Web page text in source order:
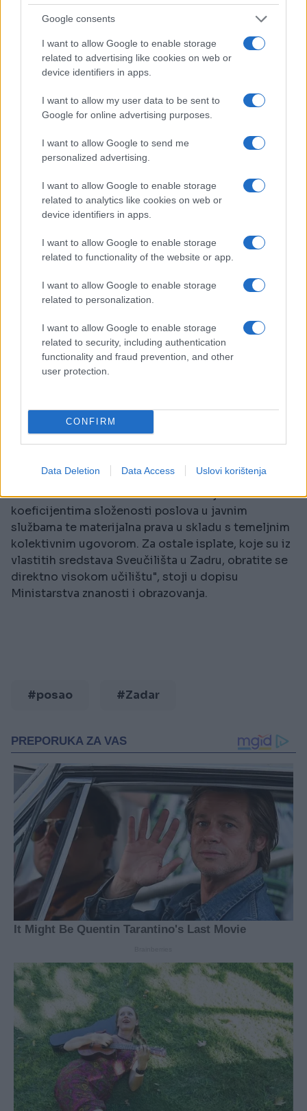
Google consents
I want to allow Google to enable storage
related to advertising like cookies on web or
device identifiers in apps.
I want to allow my user data to be sent to
Google for online advertising purposes.
I want to allow Google to send me
personalized advertising.
I want to allow Google to enable storage
related to analytics like cookies on web or
device identifiers in apps.
I want to allow Google to enable storage
related to functionality of the website or app.
I want to allow Google to enable storage
related to personalization.
I want to allow Google to enable storage
related to security, including authentication
functionality and fraud prevention, and other
user protection.
CONFIRM
Data Deletion Data Access Uslovi korištenja
rad koji se obavlja sukladno zakonskoj regulativi?
Ako se predmetne naknade sada ukidaju, jesu li one
do sada isplaćivane zakonito i moraju li oni koji su
ih dobili nezakonito vratiti? Je li moguće
sveučilišnoj zajednici učiniti dostupnim podatke o
naknadama i nagradama koje svi naši članovi
primaju iznad plaće i po kojim osnovama? Što ako
postoji još slučajeva ovakve prakse, odnosno kako
će se utvrditi eventualno kršenje zakona ako
informacije o isplatama nisu dostupne?
ministarstvu, a upit je zaključio jednako sarkastično
izražavajući nadu da za odgovor ili upućivanje na
nadležne koji se bave problematikom koja ga
zanima neće biti potrebno "više od 140, odnosno
210 dana", aludirajući na rok od šest mjeseci koji je
Sveučilišta da Katedra za kulturu i prirodnu baštinu
ne funkcionira, te dodatni rok otkako je uputio
dopis prorektoru Sveučilišta do dana kad je primio
odgovor.
Odgovor Ministarstva
Ministarstvu znanosti i obrazovanja, a odgovor koji
su dobili prenosimo u cijelosti:
"Ministarstvo znanosti i obrazovanja osigurava za
Sveučilište u Zadru sredstva za isplatu plaća
sukladno Uredbi o nazivima radnih mjesta i
koeficijentima složenosti poslova u javnim
službama te materijalna prava u skladu s temeljnim
kolektivnim ugovorom. Za ostale isplate, koje su iz
vlastitih sredstava Sveučilišta u Zadru, obratite se
direktno visokom učilištu", stoji u dopisu
Ministarstva znanosti i obrazovanja.
#posao #Zadar